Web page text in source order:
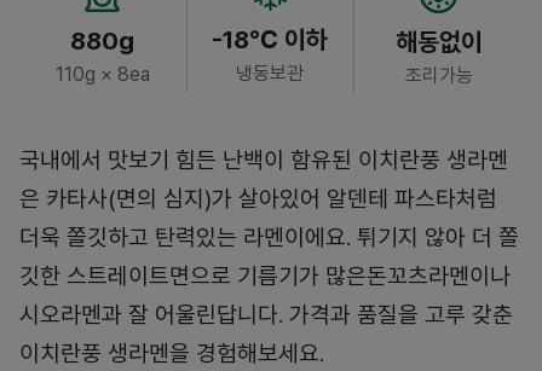
880g
110g × 8ea
-18℃ 이하
냉동보관
해동없이
조리가능
국내에서 맛보기 힘든 난백이 함유된 이치란풍 생라멘
은 카타사(면의 심지)가 살아있어 알덴테 파스타처럼
더욱 쫄깃하고 탄력있는 라멘이에요. 튀기지 않아 더 쫄
깃한 스트레이트면으로 기름기가 많은돈꼬츠라멘이나
시오라멘과 잘 어울린답니다. 가격과 품질을 고루 갖춘
이치란풍 생라멘을 경험해보세요.